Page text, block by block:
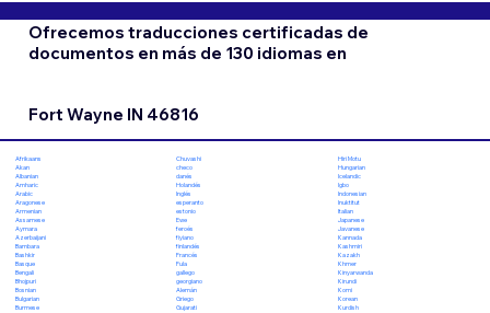
Ofrecemos traducciones certificadas de
documentos en más de 130 idiomas en
Fort Wayne IN 46816
Afrikaans
Akan
Albanian
Amharic
Arabic
Aragonese
Armenian
Assamese
Aymara
Azerbaijani
Bambara
Bashkir
Basque
Bengali
Bhojpuri
Bosnian
Bulgarian
Burmese
Chuvashi
checo
danés
Holandés
Inglés
esperanto
estonio
Ewe
feroés
fiyiano
finlandés
Francés
Fula
gallego
georgiano
Alemán
Griego
Gujarati
Hiri Motu
Hungarian
Icelandic
Igbo
Indonesian
Inuktitut
Italian
Japanese
Javanese
Kannada
Kashmiri
Kazakh
Khmer
Kinyarwanda
Kirundi
Komi
Korean
Kurdish